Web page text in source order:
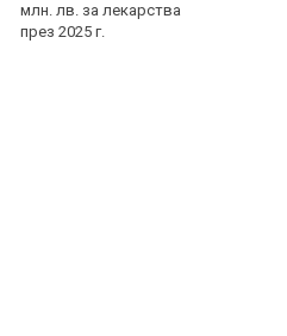
млн. лв. за лекарства
през 2025 г.